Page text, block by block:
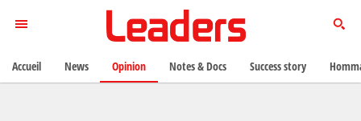
Accueil News Opinion Notes & Docs Success story